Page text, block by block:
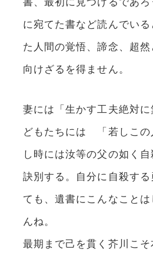
に宛てた書など読んでい
た人間の覚悟、諦念、超
向けざるを得ません。
妻には「生かす工夫絶対
どもたちには 「若しこの
し時には汝等の父の如く
訣別する。自分に自殺す
ても、遺書にこんなこと
んね。
最期まで己を貫く芥川こ